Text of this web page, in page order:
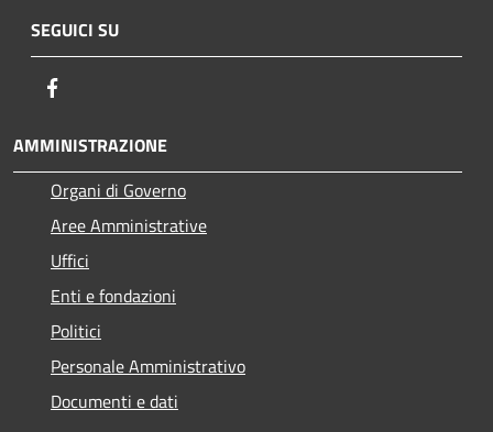
SEGUICI SU
AMMINISTRAZIONE
Organi di Governo
Aree Amministrative
Uffici
Enti e fondazioni
Politici
Personale Amministrativo
Documenti e dati